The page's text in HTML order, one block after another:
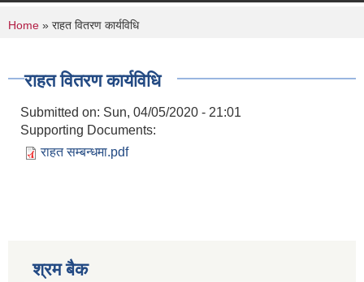
You are here
Home » राहत वितरण कार्यविधि
राहत वितरण कार्यविधि
Submitted on: Sun, 04/05/2020 - 21:01
Supporting Documents:
राहत सम्बन्धमा.pdf
श्रम बैक